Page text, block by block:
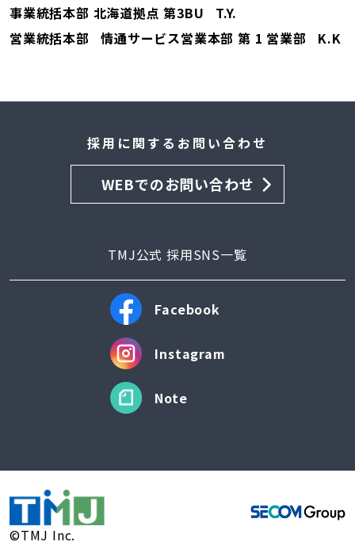
事業統括本部 北海道拠点 第3BU T.Y.
営業統括本部 情通サービス営業本部 第 1 営業部 K.K
採用に関するお問い合わせ
WEBでのお問い合わせ
TMJ公式 採用SNS一覧
Facebook
Instagram
Note
©TMJ Inc.